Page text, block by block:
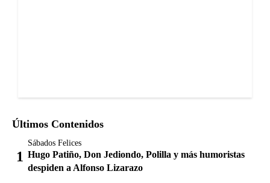
Últimos Contenidos
Sábados Felices
Hugo Patiño, Don Jediondo, Polilla y más humoristas
despiden a Alfonso Lizarazo